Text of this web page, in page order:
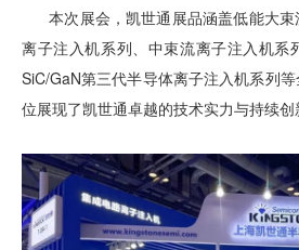
本次展会，凯世通展品涵盖低能大束
离子注入机系列、中束流离子注入机系
SiC/GaN第三代半导体离子注入机系列
位展现了凯世通卓越的技术实力与持续创